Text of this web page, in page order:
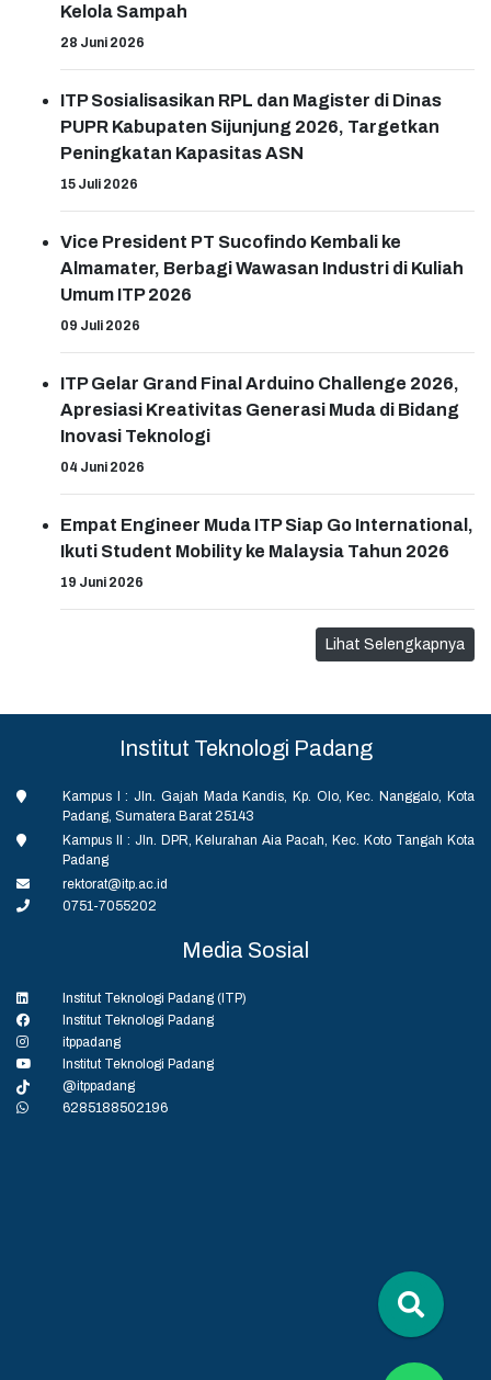
Kelola Sampah
28 Juni 2026
ITP Sosialisasikan RPL dan Magister di Dinas
PUPR Kabupaten Sijunjung 2026, Targetkan
Peningkatan Kapasitas ASN
15 Juli 2026
Vice President PT Sucofindo Kembali ke
Almamater, Berbagi Wawasan Industri di Kuliah
Umum ITP 2026
09 Juli 2026
ITP Gelar Grand Final Arduino Challenge 2026,
Apresiasi Kreativitas Generasi Muda di Bidang
Inovasi Teknologi
04 Juni 2026
Empat Engineer Muda ITP Siap Go International,
Ikuti Student Mobility ke Malaysia Tahun 2026
19 Juni 2026
Lihat Selengkapnya
Institut Teknologi Padang
Kampus I : Jln. Gajah Mada Kandis, Kp. Olo, Kec. Nanggalo, Kota
Padang, Sumatera Barat 25143
Kampus II : Jln. DPR, Kelurahan Aia Pacah, Kec. Koto Tangah Kota
Padang
rektorat@itp.ac.id
0751-7055202
Media Sosial
Institut Teknologi Padang (ITP)
Institut Teknologi Padang
itppadang
Institut Teknologi Padang
@itppadang
6285188502196